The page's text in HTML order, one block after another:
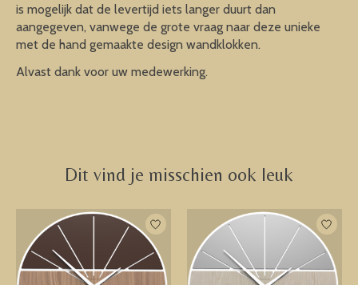
is mogelijk dat de levertijd iets langer duurt dan
aangegeven, vanwege de grote vraag naar deze unieke
met de hand gemaakte design wandklokken.
Alvast dank voor uw medewerking.
Dit vind je misschien ook leuk
Items van productcarrousel